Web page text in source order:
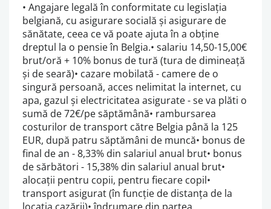
• Angajare legală în conformitate cu legislația
belgiană, cu asigurare socială și asigurare de
sănătate, ceea ce vă poate ajuta în a obține
dreptul la o pensie în Belgia.• salariu 14,50-15,00€
brut/oră + 10% bonus de tură (tura de dimineață
și de seară)• cazare mobilată - camere de o
singură persoană, acces nelimitat la internet, cu
apa, gazul și electricitatea asigurate - se va plăti o
sumă de 72€/pe săptămână• rambursarea
costurilor de transport către Belgia până la 125
EUR, după patru săptămâni de muncă• bonus de
final de an - 8,33% din salariul anual brut• bonus
de sărbători - 15,38% din salariul anual brut•
alocații pentru copii, pentru fiecare copil•
transport asigurat (în funcție de distanța de la
locația cazării)• îndrumare din partea